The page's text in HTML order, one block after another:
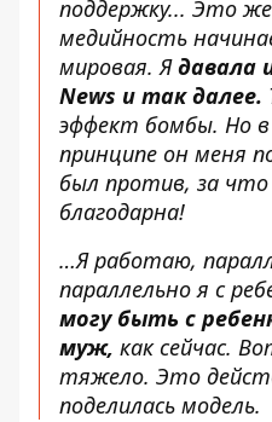
поддержку... Это
медийность
мировая. Ядавала
News и так далее.
эффект бомбы. Но
принципе он меня
был против, за что
благодарна!
…Я работаю,
параллельно я с
могу быть с
муж, как сейчас.
тяжело. Это
поделилась модель.